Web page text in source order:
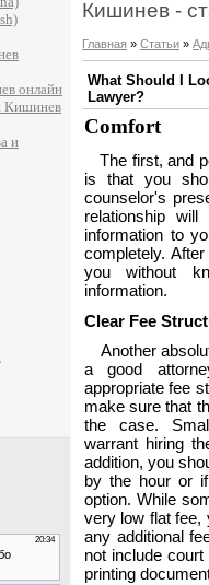
онлайн
Кишинев
и
Кишинев -
Главная » Статьи »
What Should I
Lawyer?
Comfort
The first, and
is that you
counselor's
relationship
information to
completely.
you without
information.
Clear Fee
Another
a good
appropriate fee
make sure that
the case.
warrant hiring
addition, you
by the hour or
option. While
very low flat fee,
any additional
not include
printing